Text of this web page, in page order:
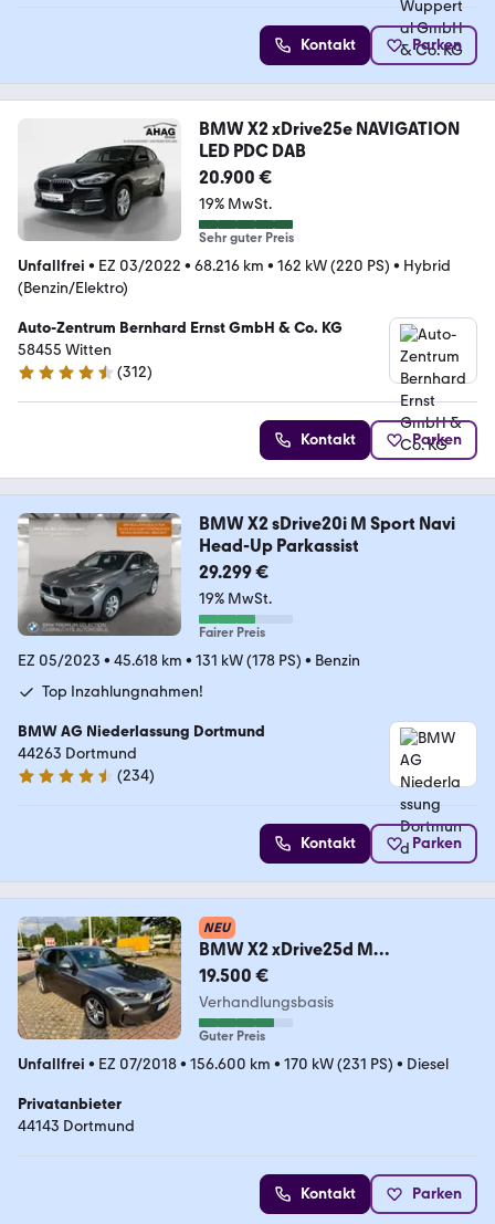
Kontakt Parken
BMW X2 xDrive25e NAVIGATION
LED PDC DAB
20.900 €
19% MwSt.
Sehr guter Preis
Unfallfrei • EZ 03/2022 • 68.216 km • 162 kW (220 PS) • Hybrid
(Benzin/Elektro)
Auto-Zentrum Bernhard Ernst GmbH & Co. KG
58455 Witten
4.6 Sterne
(312)
Kontakt Parken
BMW X2 sDrive20i M Sport Navi
Head-Up Parkassist
29.299 €
19% MwSt.
Fairer Preis
EZ 05/2023 • 45.618 km • 131 kW (178 PS) • Benzin
Top Inzahlungnahmen!
BMW AG Niederlassung Dortmund
44263 Dortmund
4.4 Sterne
(234)
Kontakt Parken
NEU
BMW X2 xDrive25d M
Sport/Allrad/PANO/Steptronic
19.500 €
Verhandlungsbasis
Guter Preis
Unfallfrei • EZ 07/2018• 156.600 km • 170 kW (231 PS) • Diesel
Privatanbieter
44143 Dortmund
Kontakt Parken